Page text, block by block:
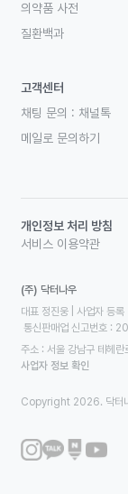
의약품 사전
질환백과
고객센터
채팅 문의 : 채널톡
메일로 문의하기
개인정보 처리 방침
서비스 이용약관
(주) 닥터나우
대표 정진웅 | 사업자
통신판매업 신고번호
주소 : 서울 강남구 테헤
사업자 정보 확인
Copyright 2026. 닥터